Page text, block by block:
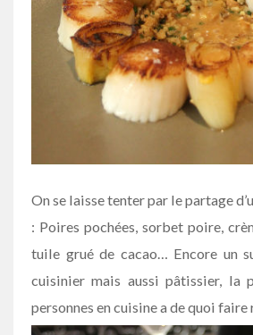
On se laisse tenter par le partage
: Poires pochées, sorbet poire,
tuile grué de cacao… Encore un
cuisinier mais aussi pâtissier, la
personnes en cuisine a de quoi faire